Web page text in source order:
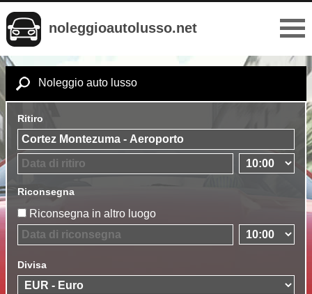
noleggioautolusso.net
Noleggio auto lusso
Ritiro
Riconsegna
Riconsegna in altro luogo
Divisa